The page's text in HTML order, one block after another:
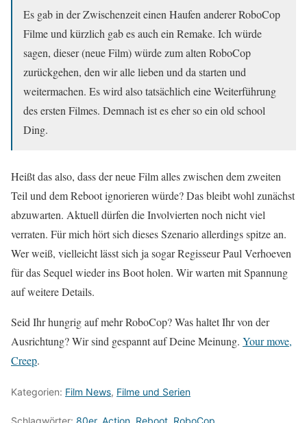
Es gab in der Zwischenzeit einen Haufen anderer RoboCop
Filme und kürzlich gab es auch ein Remake. Ich würde
sagen, dieser (neue Film) würde zum alten RoboCop
zurückgehen, den wir alle lieben und da starten und
weitermachen. Es wird also tatsächlich eine Weiterführung
des ersten Filmes. Demnach ist es eher so ein old school
Ding.
Heißt das also, dass der neue Film alles zwischen dem zweiten
Teil und dem Reboot ignorieren würde? Das bleibt wohl zunächst
abzuwarten. Aktuell dürfen die Involvierten noch nicht viel
verraten. Für mich hört sich dieses Szenario allerdings spitze an.
Wer weiß, vielleicht lässt sich ja sogar Regisseur Paul Verhoeven
für das Sequel wieder ins Boot holen. Wir warten mit Spannung
auf weitere Details.
Seid Ihr hungrig auf mehr RoboCop? Was haltet Ihr von der
Ausrichtung? Wir sind gespannt auf Deine Meinung. Your move,
Creep.
Kategorien: Film News, Filme und Serien